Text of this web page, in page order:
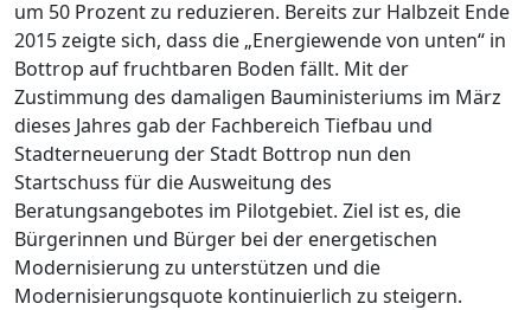
um 50 Prozent zu reduzieren. Bereits zur Halbzeit Ende
2015 zeigte sich, dass die „Energiewende von unten“ in
Bottrop auf fruchtbaren Boden fällt. Mit der
Zustimmung des damaligen Bauministeriums im März
dieses Jahres gab der Fachbereich Tiefbau und
Stadterneuerung der Stadt Bottrop nun den
Startschuss für die Ausweitung des
Beratungsangebotes im Pilotgebiet. Ziel ist es, die
Bürgerinnen und Bürger bei der energetischen
Modernisierung zu unterstützen und die
Modernisierungsquote kontinuierlich zu steigern.